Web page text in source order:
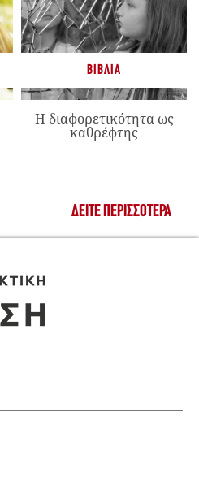
ΒΙΒΛΊΑ
Η διαφορετικότητα ως
καθρέφτης
ΔΕΊΤΕ ΠΕΡΙΣΣΌΤΕΡΑ